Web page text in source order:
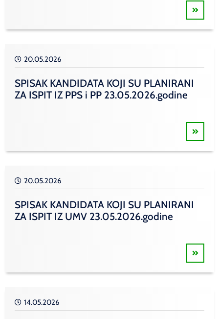
20.05.2026
SPISAK KANDIDATA KOJI SU PLANIRANI
ZA ISPIT IZ PPS i PP 23.05.2026.godine
20.05.2026
SPISAK KANDIDATA KOJI SU PLANIRANI
ZA ISPIT IZ UMV 23.05.2026.godine
14.05.2026